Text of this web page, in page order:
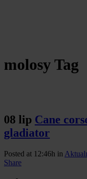
molosy Tag
08 lip Cane
gladiator
Posted at 12:46h in
Share